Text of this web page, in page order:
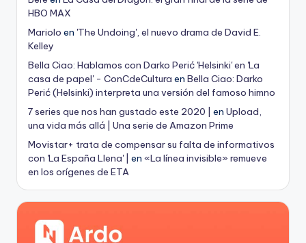
HBO MAX
Mariolo en 'The Undoing', el nuevo drama de David E.
Kelley
Bella Ciao: Hablamos con Darko Perić 'Helsinki' en 'La
casa de papel' - ConCdeCultura en Bella Ciao: Darko
Perić (Helsinki) interpreta una versión del famoso himno
7 series que nos han gustado este 2020 |
en Upload,
una vida más allá | Una serie de Amazon Prime
Movistar+ trata de compensar su falta de informativos
con 'La España Llena' | en «La línea invisible» remueve
en los orígenes de ETA